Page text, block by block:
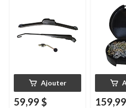
Ajouter
59,99 $